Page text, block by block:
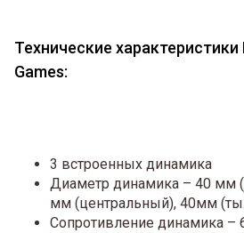
Технические
Games:
3 встроенных динамика
Диаметр динамика – 40 мм
мм (центральный), 40мм
Сопротивление динамика –